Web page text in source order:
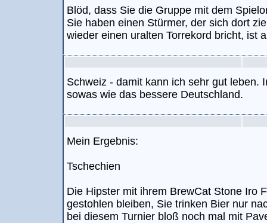
Blöd, dass Sie die Gruppe mit dem
Sie haben einen Stürmer, der sich dort
wieder einen uralten Torrekord bricht, ist
Schweiz - damit kann ich sehr gut leben.
sowas wie das bessere Deutschland.
Mein Ergebnis:
Tschechien
Die Hipster mit ihrem BrewCat Stone Iro
gestohlen bleiben, Sie trinken Bier nur
bei diesem Turnier bloß noch mal mit